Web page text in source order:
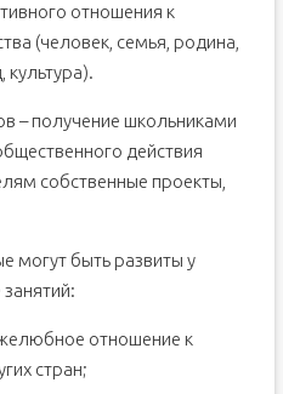
отношения к
(человек, семья, родина,
культура).
– получение школьниками
действия
собственные проекты,
могут быть развиты у
отношение к
стран;